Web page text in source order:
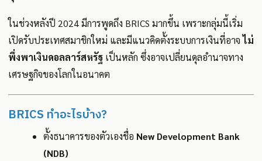
ในช่วงหลังปี 2024 มีการพูดถึง BRICS มากขึ้น เพราะกลุ่มนี้เริ่ม
เปิดรับประเทศสมาชิกใหม่ และมีแนวคิดตั้งระบบการเงินที่อาจไม่
พึ่งพาเงินดอลลาร์สหรัฐ เป็นหลัก ซึ่งอาจเปลี่ยนดุลอำนาจทาง
เศรษฐกิจของโลกในอนาคต
BRICS ทำอะไรบ้าง?
ตั้งธนาคารของตัวเองชื่อ New Development Bank
(NDB)